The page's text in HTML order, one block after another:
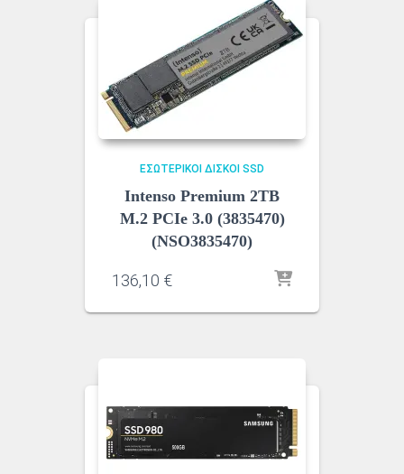
ΕΣΩΤΕΡΙΚΟΊ ΔΊΣΚΟΙ SSD
Intenso Premium 2TB
M.2 PCIe 3.0 (3835470)
(NSO3835470)
136,10 €